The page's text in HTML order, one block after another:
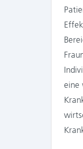
eine